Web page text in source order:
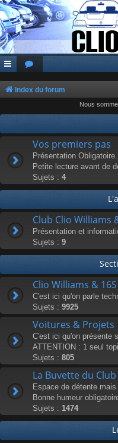
Index du forum
Nous
Vos premiers pas
Présentation Obligatoire.
Petite lecture avant de
Sujets : 4
Club Clio Williams
Présentation et
Sujets : 9
Clio Williams & 16S
C'est ici qu'on parle
Sujets : 9925
Voitures & Projets
C'est ici qu'on présente
ATTENTION : 1 seul
Sujets : 805
La Buvette du Club
Espace de détente
Bonne humeur
Sujets : 1474